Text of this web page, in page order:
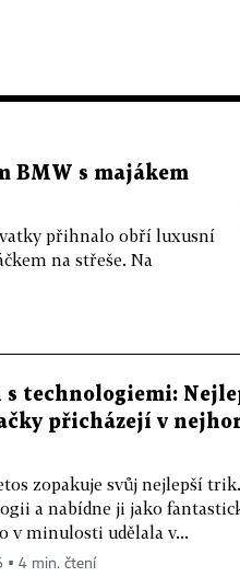
BMW s majákem
přihnalo obří luxusní
na střeše. Na
s technologiemi:
přicházejí v
zopakuje svůj nejlepší
a nabídne ji jako
v minulosti udělala v...
▪ 4 min. čtení